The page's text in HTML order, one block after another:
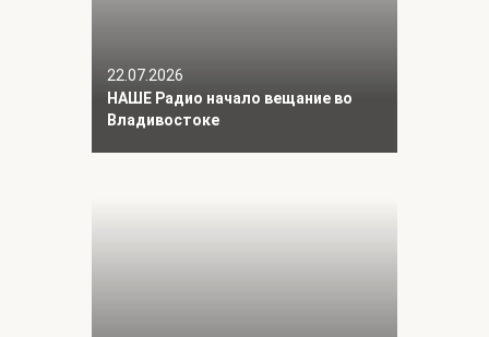
22.07.2026
НАШЕ Радио начало вещание во
Владивостоке